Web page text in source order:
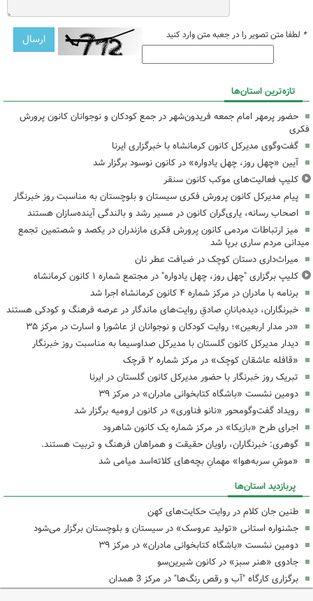
* لطفا متن تصویر را در جعبه متن وارد کنید
تازه‌ترین استان‌ها
حضور پرمهر امام جمعه فریدون‌شهر در جمع کودکان و نوجوانان کانون پرورش
فکری
گفت‌وگوی مدیرکل کانون کرمانشاه با خبرگزاری ایرنا
آیین «چهل روز، چهل یادواره» در کانون نوسود برگزار شد
کلیپ فعالیت‌های موکب کانون سنقر
پیام مدیرکل کانون پرورش فکری سیستان و بلوچستان به مناسبت روز خبرنگار
اصحاب رسانه، یاری‌گران کانون در مسیر رشد و بالندگی آینده‌سازان هستند
میز ارتباطات مردمی کانون پرورش فکری مازندران در یکصد و شصتمین تجمع
میدانی مردم ساری برپا شد
میراث‌داری دستان کوچک در ضیافت عطر نان
کلیپ برگزاری "چهل روز، چهل یادواره" در مجتمع شماره ۱ کانون کرمانشاه
برنامه با مادران در مرکز شماره ۴ کانون کرمانشاه اجرا شد
خبرنگاران، دیده‌بانانِ صادقِ روایت‌های ماندگار در عرصه فرهنگ و کودکی هستند
«در مدار اربعین»؛ روایت کودکان و نوجوانان از عاشورا و اسارت در مرکز ۳۵
دیدار مدیرکل کانون گلستان با مدیرکل صداوسیما به مناسبت روز خبرنگار
«قافله عاشقان کوچک» در مرکز شماره ۲ قرچک
تبریک روز خبرنگار با حضور مدیرکل کانون گلستان در ایرنا
دومین نشست «باشگاه کتابخوانی مادران» در مرکز ۳۹
رویداد گفت‌وگومحور «نانو فناوری» در کانون ارومیه برگزار شد
اجرای طرح «بازیکا» در مرکز شماره یک کانون شاهرود
گوهری: خبرنگاران، راویان حقیقت و همراهان فرهنگ و تربیت هستند.
«موشِ سربه‌هوا» مهمانِ بچه‌های کلاته‌اسد میامی شد
پربازدید استان‌ها
طنین جان کلام در روایت حکایت‌های کهن
جشنواره استانی «تولید عروسک» در سیستان و بلوچستان برگزار می‌شود
دومین نشست «باشگاه کتابخوانی مادران» در مرکز ۳۹
جادوی «هنر سبز» در کانون شیرین‌سو
برگزاری کارگاه "آب و رقص رنگ‌ها" در مرکز 3 همدان